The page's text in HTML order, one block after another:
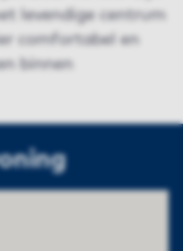
levendige centrum
comfortabel en
binnen